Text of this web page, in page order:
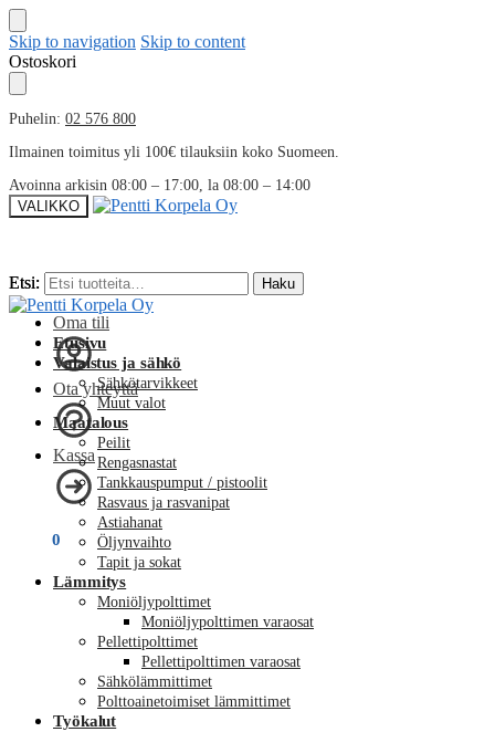
Skip to navigation Skip to content
Ostoskori
Puhelin: 02 576 800
Ilmainen toimitus yli 100€ tilauksiin koko Suomeen.
Avoinna arkisin 08:00 – 17:00, la 08:00 – 14:00
VALIKKO
Etsi: Haku
Oma tili
Ota yhteyttä
Kassa
0
Etsi: Haku
Etusivu
Valaistus ja sähkö
Sähkötarvikkeet
Muut valot
Maatalous
Peilit
Rengasnastat
Tankkauspumput / pistoolit
Rasvaus ja rasvanipat
Astiahanat
Öljynvaihto
Tapit ja sokat
Lämmitys
Moniöljypolttimet
Moniöljypolttimen varaosat
Pellettipolttimet
Pellettipolttimen varaosat
Sähkölämmittimet
Polttoainetoimiset lämmittimet
Työkalut